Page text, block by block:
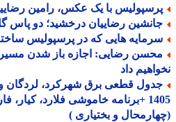
با یک عکس، رامین رضاییان
رضاییان درخشید؛ دو پاس گل
هایی که در پرسپولیس ساخته
رضایی: اجازه باز شدن مسیر
داد
1405 +برنامه خاموشی فلارد، کیار،
و بختیاری )